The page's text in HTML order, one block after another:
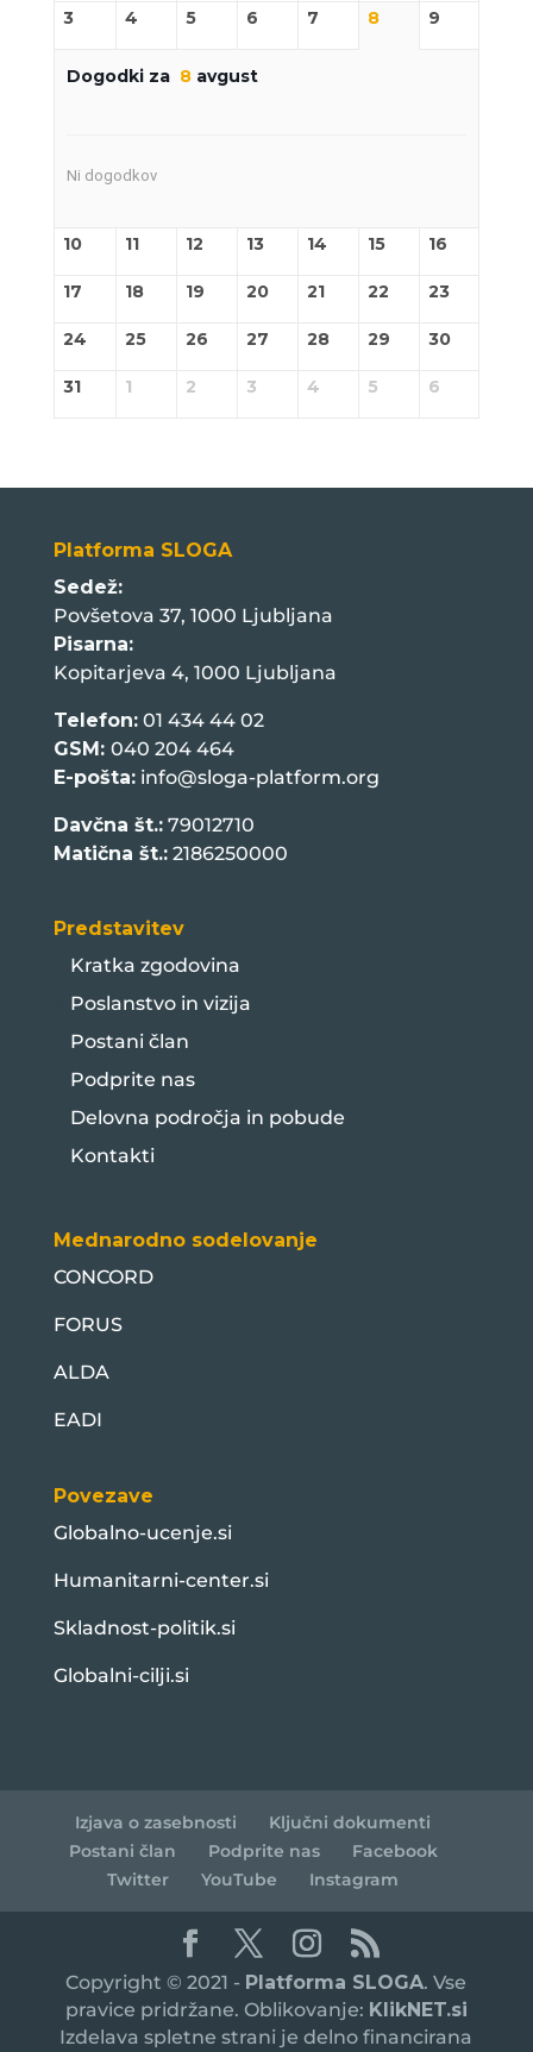
3 4 5 6 7 8 9
Dogodki za 8avgust
Ni dogodkov
10 11 12 13 14 15 16
17 18 19 20 21 22 23
24 25 26 27 28 29 30
31 1 2 3 4 5 6
Platforma SLOGA
Sedež:
Povšetova 37, 1000 Ljubljana
Pisarna:
Kopitarjeva 4, 1000 Ljubljana
Telefon:01 434 44 02
GSM: 040 204 464
E-pošta: info@sloga-platform.org
Davčna št.:79012710
Matična št.:2186250000
Predstavitev
Kratka zgodovina
Poslanstvo in vizija
Postani član
Podprite nas
Delovna področja in pobude
Kontakti
Mednarodno sodelovanje
CONCORD
FORUS
ALDA
EADI
Povezave
Globalno-ucenje.si
Humanitarni-center.si
Skladnost-politik.si
Globalni-cilji.si
Izjava o zasebnosti
Ključni dokumenti
Postani član
Podprite nas
Facebook
Twitter
YouTube Instagram
Copyright © 2021 - Platforma SLOGA. Vse
pravice pridržane. Oblikovanje: KlikNET.si
Izdelava spletne strani je delno financirana